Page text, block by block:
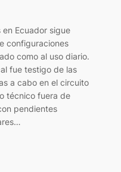
Ecuador sigue
configuraciones
como al uso diario.
fue testigo de las
a cabo en el circuito
técnico fuera de
pendientes